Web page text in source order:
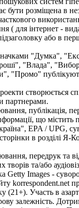
бути розміщена в
( для інтернет -
або в
"Думка",
"Влада",
"Промо"
створюється
партнерами.
публікація,
що містить
EPA / UPG,
в розділі Я-
передрук та
творів та/або
Getty Images -
korrespondent.net
(21+). Участь в
залежність.